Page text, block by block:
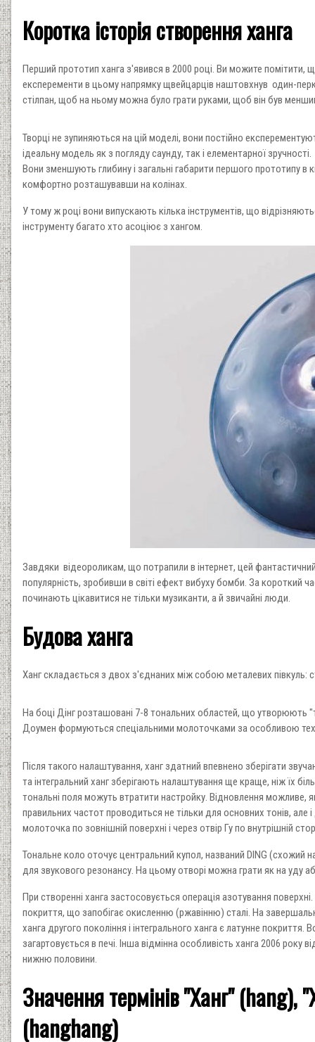
Коротка історія створення ханга
Перший прототип ханга з'явився в 2000 році. Ви можите помітити,
експеременти в цьому напрямку щвейцарців наштовхнув один-
стілпан, щоб на ньому можна було грати руками, щоб він був
Творці не зупиняються на цій моделі, вони постійно
ідеальну модель як з погляду саунду, так і елементарної зручності.
Вони зменшують глибину і загальні габарити першого прототипу в
комфортно розташувавши на колінах.
У тому ж році вони випускають кілька інструментів, що
інструменту багато хто асоціює з хангом.
Завдяки відеороликам, що потрапили в інтернет, цей
популярність, зробивши в світі ефект вибуху бомби. За короткий
починають цікавитися не тільки музиканти, а й звичайні люди.
Будова ханга
Ханг складається з двох з'єднаних між собою металевих півкуль:
На боці Дінг розташовані 7-8 тональних областей, що утворюють
Доумен формуються спеціальними молоточками за особливою
Після такого налаштування, ханг здатний впевнено зберігати
та інтегральний ханг зберігають налаштування ще краще, ніж їх
тональні поля можуть втратити настройку. Відновлення
правильних частот проводиться не тільки для основних тонів,
молоточка по зовнішній поверхні і через отвір Гу по внутрішній
Тональне коло оточує центральний купол, названий DING (схожий
для звукового резонансу. На цьому отворі можна грати як на уду
При створенні ханга застосовується операція азотування
покриття, що запобігає окисленню (ржавінню) сталі. На
ханга другого покоління і інтегрального ханга є латунне
загартовується в печі. Інша відмінна особливість ханга 2006
нижню половини.
Значення термінів "Ханг" (hang),
(hanghang)